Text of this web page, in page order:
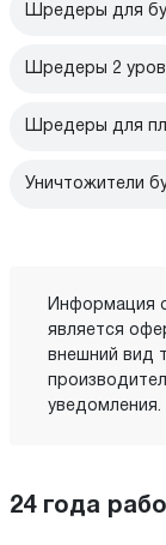
Шредеры для
Шредеры 2
Шредеры для
Уничтожители
Информация
является
внешний вид
уведомления.
24 года